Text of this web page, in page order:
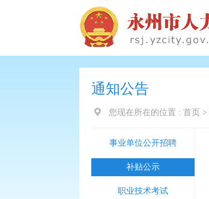
通知公告
您现在所在的位置 : 首页 >
事业单位公开招聘
补贴公示
职业技术考试